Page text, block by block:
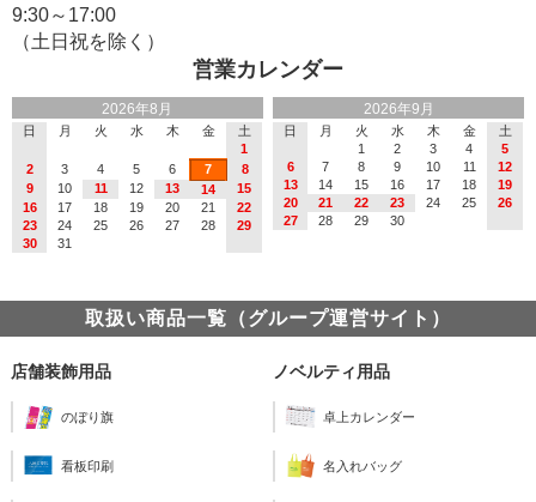
営業カレンダー
2026年8月
日 月 火 水 木 金
土
1
2
3 4 5 6 7
8
9
10 11 12 13 14
15
16
17 18 19 20 21
22
23
24 25 26 27 28
29
30
31
2026年9月
日 月 火 水 木 金
土
1
2 3 4
5
6
7 8 9 10 11
12
13
14 15 16 17 18
19
20
21 22 23 24 25
26
27
28 29 30
9:30～17:00
（土日祝を除く）
取扱い商品一覧（グループ運営サイト）
店舗装飾用品
のぼり旗
看板印刷
ノベルティ用品
卓上カレンダー
名入れバッグ